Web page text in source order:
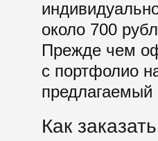
около 700
Прежде чем
с портфолио
предлагаемый
Как заказать